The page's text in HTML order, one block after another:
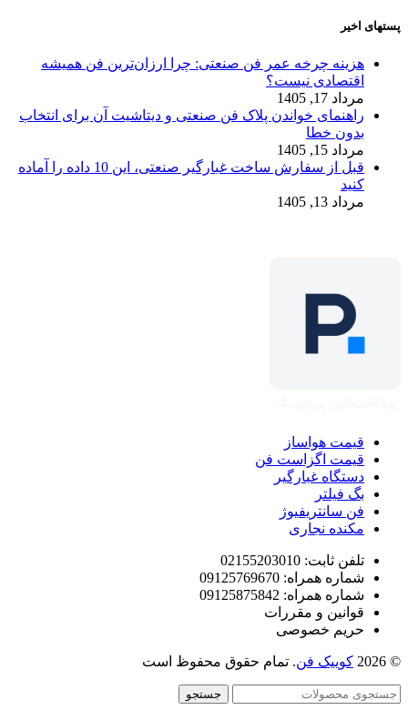
پستهای اخیر
هزینه چرخه عمر فن صنعتی: چرا ارزان‌ترین فن همیشه
اقتصادی نیست؟
مرداد 17, 1405
راهنمای خواندن پلاک فن صنعتی و دیتاشیت آن برای انتخاب
بدون خطا
مرداد 15, 1405
قبل از سفارش ساخت غبارگیر صنعتی، این 10 داده را آماده
کنید
مرداد 13, 1405
قیمت هواساز
قیمت اگزاست فن
دستگاه غبارگیر
بگ فیلتر
فن سانتریفیوژ
مکنده نجاری
تلفن ثابت: 02155203010
شماره همراه: 09125769670
شماره همراه: 09125875842
قوانین و مقررات
حریم خصوصی
© 2026 کوییک فن. تمام حقوق محفوظ است
جستجو